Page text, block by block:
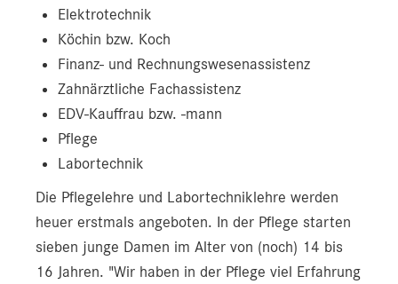
Elektrotechnik
Köchin bzw. Koch
Finanz- und Rechnungswesenassistenz
Zahnärztliche Fachassistenz
EDV-Kauffrau bzw. -mann
Pflege
Labortechnik
Die Pflegelehre und Labortechniklehre werden
heuer erstmals angeboten. In der Pflege starten
sieben junge Damen im Alter von (noch) 14 bis
16 Jahren. "Wir haben in der Pflege viel Erfahrung